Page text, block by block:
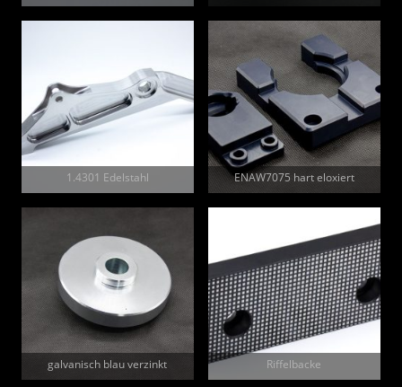
1.4301 Edelstahl ENAW7075 hart eloxiert
galvanisch blau verzinkt Riffelbacke